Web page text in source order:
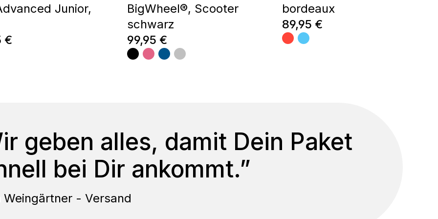
Junior,
Preis:
€
BigWheel®, Scooter
schwarz
Regulärer Preis:
99,95 €
bordeaux
Regulärer Preis:
89,95 €
geben alles, damit Dein Paket
bei Dir ankommt.”
Weingärtner - Versand